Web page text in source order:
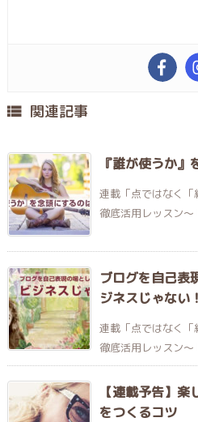
 関連記事
『誰が使うか
連載「点ではなく
徹底活用レッスン〜
ブログを自己表
ジネスじゃない
連載「点ではなく
徹底活用レッスン〜
【連載予告】
をつくるコツ